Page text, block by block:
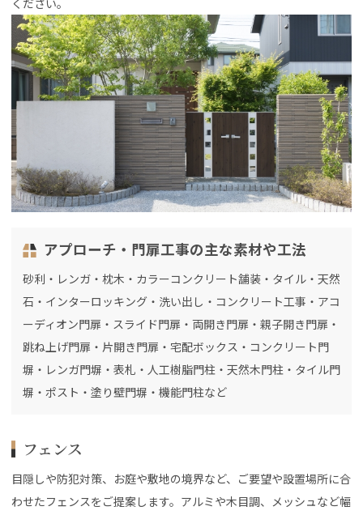
ください。
アプローチ・門扉工事の主な素材や工法
砂利・レンガ・枕木・カラーコンクリート舗装・タイル・天然
石・インターロッキング・洗い出し・コンクリート工事・アコ
ーディオン門扉・スライド門扉・両開き門扉・親子開き門扉・
跳ね上げ門扉・片開き門扉・宅配ボックス・コンクリート門
塀・レンガ門塀・表札・人工樹脂門柱・天然木門柱・タイル門
塀・ポスト・塗り壁門塀・機能門柱など
フェンス
目隠しや防犯対策、お庭や敷地の境界など、ご要望や設置場所に合
わせたフェンスをご提案します。アルミや木目調、メッシュなど幅